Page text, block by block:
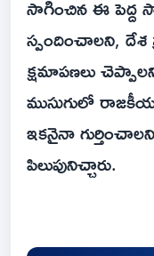
సాగించిన ఈ పెద్ద
స్పందించాలని, దేశ
క్షమాపణలు
ముసుగులో రాజకీయ
ఇకనైనా
పిలుపునిచ్చారు.